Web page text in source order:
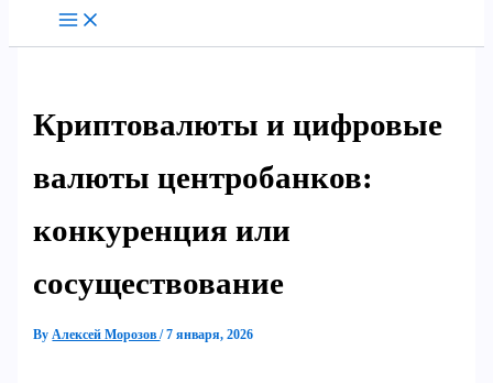
Криптовалюты и цифровые
валюты центробанков:
конкуренция или
сосуществование
ByАлексей Морозов/7 января, 2026